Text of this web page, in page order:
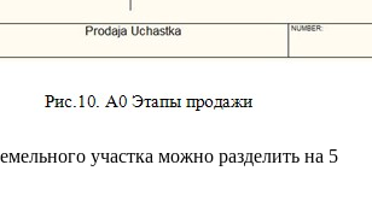
участка можно разделить на 5